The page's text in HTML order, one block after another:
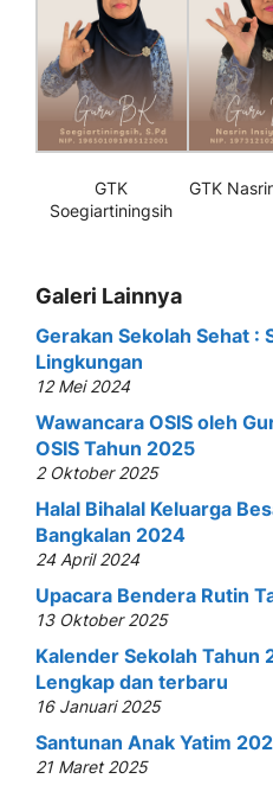
GTK
Soegiartiningsih
GTK
Galeri Lainnya
Gerakan Sekolah Sehat :
Lingkungan
12 Mei 2024
Wawancara OSIS oleh
OSIS Tahun 2025
2 Oktober 2025
Halal Bihalal Keluarga
Bangkalan 2024
24 April 2024
Upacara Bendera Rutin
13 Oktober 2025
Kalender Sekolah Tahun
Lengkap dan terbaru
16 Januari 2025
Santunan Anak Yatim
21 Maret 2025